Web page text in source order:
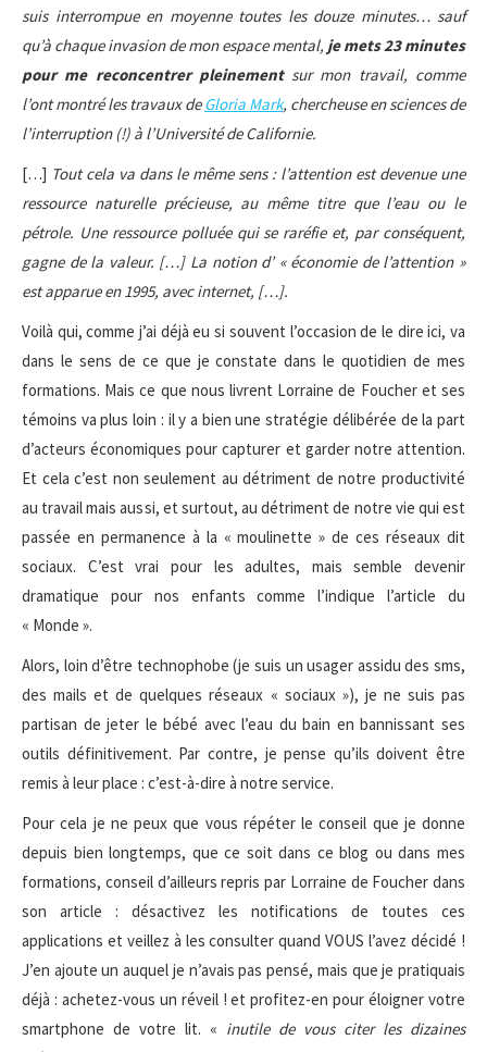
suis interrompue en moyenne toutes les douze minutes… sauf
qu’à chaque invasion de mon espace mental, je mets 23 minutes
pour me reconcentrer pleinementsur mon travail, comme
l’ont montré les travaux deGloria Mark, chercheuse en sciences de
l’interruption (!) à l’Université de Californie.
[…] Tout cela va dans le même sens : l’attention est devenue une
ressource naturelle précieuse, au même titre que l’eau ou le
pétrole. Une ressource polluée qui se raréfie et, par conséquent,
gagne de la valeur. […] La notion d’ « économie de l’attention »
est apparue en 1995, avec internet, […].
Voilà qui, comme j’ai déjà eu si souvent l’occasion de le dire ici, va
dans le sens de ce que je constate dans le quotidien de mes
formations. Mais ce que nous livrent Lorraine de Foucher et ses
témoins va plus loin : il y a bien une stratégie délibérée de la part
d’acteurs économiques pour capturer et garder notre attention.
Et cela c’est non seulement au détriment de notre productivité
au travail mais aussi, et surtout, au détriment de notre vie qui est
passée en permanence à la « moulinette » de ces réseaux dit
sociaux. C’est vrai pour les adultes, mais semble devenir
dramatique pour nos enfants comme l’indique l’article du
« Monde ».
Alors, loin d’être technophobe (je suis un usager assidu des sms,
des mails et de quelques réseaux « sociaux »), je ne suis pas
partisan de jeter le bébé avec l’eau du bain en bannissant ses
outils définitivement. Par contre, je pense qu’ils doivent être
remis à leur place : c’est-à-dire à notre service.
Pour cela je ne peux que vous répéter le conseil que je donne
depuis bien longtemps, que ce soit dans ce blog ou dans mes
formations, conseil d’ailleurs repris par Lorraine de Foucher dans
son article : désactivez les notifications de toutes ces
applications et veillez à les consulter quand VOUS l’avez décidé !
J’en ajoute un auquel je n’avais pas pensé, mais que je pratiquais
déjà : achetez-vous un réveil ! et profitez-en pour éloigner votre
smartphone de votre lit. « inutile de vous citer les dizaines